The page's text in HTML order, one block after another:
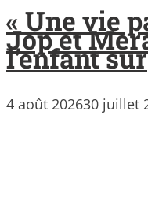
« Une vie
Jop et
l’enfant
4 août 202630 juillet